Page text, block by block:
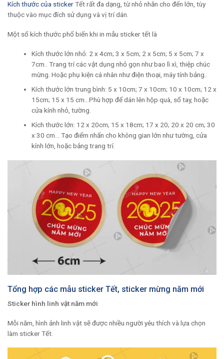
Kích thước của stickerTết rất đa dạng, từ nhỏ nhắn cho đến lớn, tùy
thuộc vào mục đích sử dụng và vị trí dán.
Một số kích thước phổ biến khi in mẫu sticker tết là
Kích thước lớn nhỏ: 2 x 4cm; 3 x 5cm; 2 x 5cm; 5 x 5cm; 7 x
7cm.. Trang trí các vật dụng nhỏ gọn như bao lì xì, thiệp chúc
mừng. Hoặc phụ kiện cá nhân như điện thoại, máy tính bảng..
Kích thước lớn trung bình: 5 x 10cm; 7 x 10cm; 10 x 10cm; 12 x
15cm; 15 x 15 cm…Phù hợp để dán lên hộp quà, sổ tay, hoặc
cửa kính nhỏ, tường.
Kích thước lớn: 12 x 20cm; 15 x 18cm; 17 x 20; 20 x 20 cm; 30
x 30 cm… Tạo điểm nhấn cho không gian lớn như tường, cửa
kính lớn, hoặc bảng trang trí.
Tổng hợp các mẫu sticker Tết, sticker mừng năm mới
Sticker hình linh vật năm mới
Mỗi năm, hình ảnh linh vật sẽ được nhiều người yêu thích và lựa chọn
làm sticker Tết.